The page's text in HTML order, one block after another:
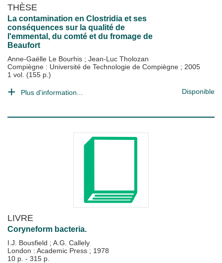
THÈSE
La contamination en Clostridia et ses
conséquences sur la qualité de
l'emmental, du comté et du fromage de
Beaufort
Anne-Gaëlle Le Bourhis ; Jean-Luc Tholozan
Compiègne : Université de Technologie de Compiègne ; 2005
1 vol. (155 p.)
Plus d'information... Disponible
LIVRE
Coryneform bacteria.
I.J. Bousfield ; A.G. Callely
London : Academic Press ; 1978
10 p. - 315 p.